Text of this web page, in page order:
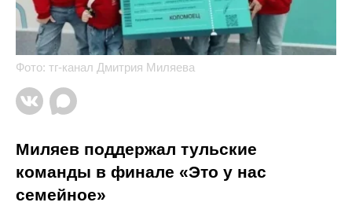
Фото: тг-канал Дмитрия Миляева
Миляев поддержал тульские
команды в финале «Это у нас
семейное»